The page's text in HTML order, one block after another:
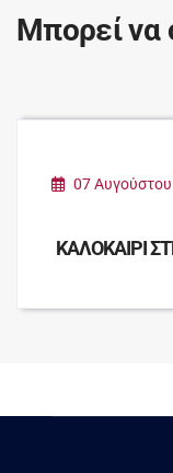
Μπορεί να
07
ΚΑΛΟΚΑΙΡΙ